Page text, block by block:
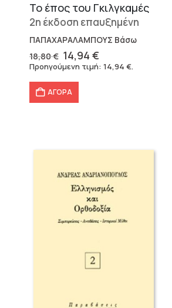
Το έπος του Γκιλγκαμές
2η έκδοση επαυξημένη
ΠΑΠΑΧΑΡΑΛΑΜΠΟΥΣ Βάσω
18,80€ Original
price
18,80 €.
14,94€
τρέχουσα
Προηγούμενη τιμή: 14,94 €.
ΑΓΟΡΑ